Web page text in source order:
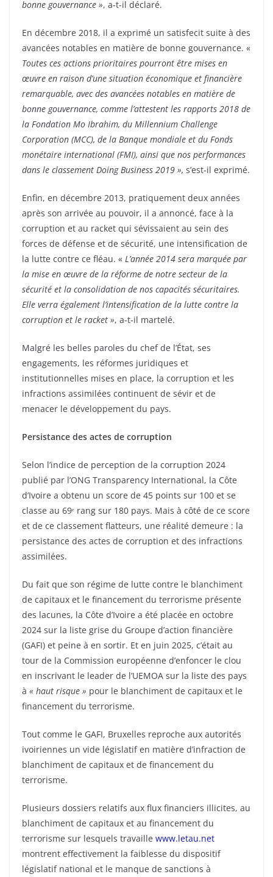
bonne gouvernance », a-t-il déclaré.
En décembre 2018, il a exprimé un satisfecit suite à des
avancées notables en matière de bonne gouvernance. «
Toutes ces actions prioritaires pourront être mises en
œuvre en raison d’une situation économique et financière
remarquable, avec des avancées notables en matière de
bonne gouvernance, comme l’attestent les rapports 2018 de
la Fondation Mo Ibrahim, du Millennium Challenge
Corporation (MCC), de la Banque mondiale et du Fonds
monétaire international (FMI), ainsi que nos performances
dans le classement Doing Business 2019 », s’est-il exprimé.
Enfin, en décembre 2013, pratiquement deux années
après son arrivée au pouvoir, il a annoncé, face à la
corruption et au racket qui sévissaient au sein des
forces de défense et de sécurité, une intensification de
la lutte contre ce fléau. « L’année 2014 sera marquée par
la mise en œuvre de la réforme de notre secteur de la
sécurité et la consolidation de nos capacités sécuritaires.
Elle verra également l’intensification de la lutte contre la
corruption et le racket », a-t-il martelé.
Malgré les belles paroles du chef de l’État, ses
engagements, les réformes juridiques et
institutionnelles mises en place, la corruption et les
infractions assimilées continuent de sévir et de
menacer le développement du pays.
Persistance des actes de corruption
Selon l’indice de perception de la corruption 2024
publié par l’ONG Transparency International, la Côte
d’Ivoire a obtenu un score de 45 points sur 100 et se
classe au 69ᵉ rang sur 180 pays. Mais à côté de ce score
et de ce classement flatteurs, une réalité demeure : la
persistance des actes de corruption et des infractions
assimilées.
Du fait que son régime de lutte contre le blanchiment
de capitaux et le financement du terrorisme présente
des lacunes, la Côte d’Ivoire a été placée en octobre
2024 sur la liste grise du Groupe d’action financière
(GAFI) et peine à en sortir. Et en juin 2025, c’était au
tour de la Commission européenne d’enfoncer le clou
en inscrivant le leader de l’UEMOA sur la liste des pays
à « haut risque » pour le blanchiment de capitaux et le
financement du terrorisme.
Tout comme le GAFI, Bruxelles reproche aux autorités
ivoiriennes un vide législatif en matière d’infraction de
blanchiment de capitaux et de financement du
terrorisme.
Plusieurs dossiers relatifs aux flux financiers illicites, au
blanchiment de capitaux et au financement du
terrorisme sur lesquels travaille www.letau.net
montrent effectivement la faiblesse du dispositif
législatif national et le manque de sanctions à